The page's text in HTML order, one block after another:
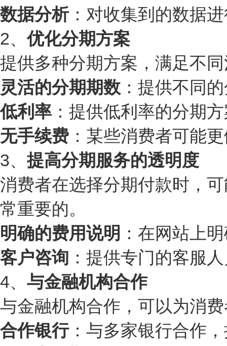
数据分析：对收集到的数据
2、优化分期方案
提供多种分期方案，满足不
灵活的分期期数 ：提供不同
低利率 ：提供低利率的分期
无手续费 ：某些消费者可能
3、提高分期服务的透明度
消费者在选择分期付款时，
常重要的。
明确的费用说明 ：在网站上
客户咨询 ：提供专门的客服
4、 与金融机构合作
与金融机构合作，可以为消
合作银行：与多家银行合作